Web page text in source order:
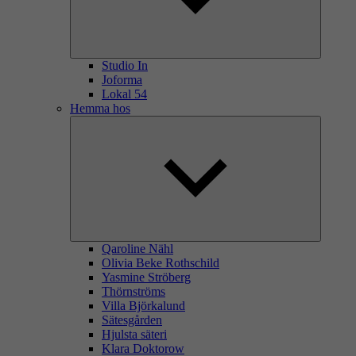
Studio In
Joforma
Lokal 54
Hemma hos
Qaroline Nähl
Olivia Beke Rothschild
Yasmine Ströberg
Thörnströms
Villa Björkalund
Sätesgården
Hjulsta säteri
Klara Doktorow